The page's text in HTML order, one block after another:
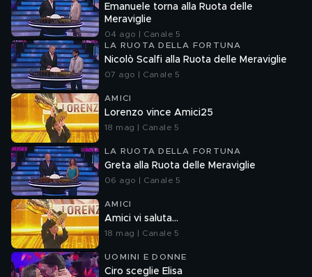
Emanuele torna alla Ruota delle
Meraviglie
04 ago | Canale 5
LA RUOTA DELLA FORTUNA
Nicolò Scalfi alla Ruota delle Meraviglie
07 ago | Canale 5
AMICI
Lorenzo vince Amici25
18 mag | Canale 5
LA RUOTA DELLA FORTUNA
Greta alla Ruota delle Meraviglie
06 ago | Canale 5
AMICI
Amici vi saluta...
18 mag | Canale 5
UOMINI E DONNE
Ciro sceglie Elisa